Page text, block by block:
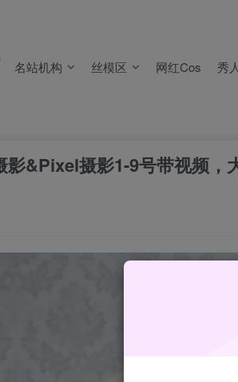
名站机构 丝模区 网红Cos 秀人
补链(点我演示)，失效不超24小时，
这：kongque.org，点我（原域名失效）！
&Pixel摄影1-9号带视频，